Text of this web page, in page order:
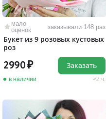
мало
оценок
заказывали 148 раз
Букет из 9 розовых кустовых
роз
2990
в наличии 2 ч.
Заказать